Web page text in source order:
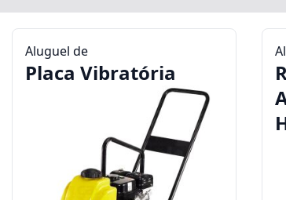
Aluguel de
Placa Vibratória